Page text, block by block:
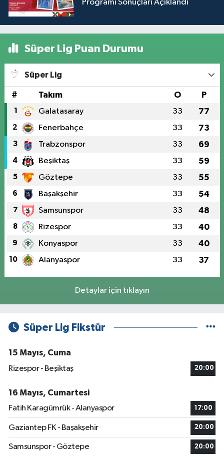
Programı Sonuçları Açıklandı
Süper Lig Puan Durumu
Süper Lig
# Takım O P
1 Galatasaray 33 77
2 Fenerbahçe 33 73
3 Trabzonspor 33 69
4 Beşiktaş 33 59
5 Göztepe 33 55
6 Başakşehir 33 54
7 Samsunspor 33 48
8 Rizespor 33 40
9 Konyaspor 33 40
10 Alanyaspor 33 37
Detaylar için tıklayın
Süper Lig Fikstür
15 Mayıs, Cuma
Rizespor - Beşiktaş
20:00
16 Mayıs, Cumartesi
Fatih Karagümrük - Alanyaspor
17:00
Gaziantep FK - Başakşehir 20:00
Samsunspor - Göztepe 20:00